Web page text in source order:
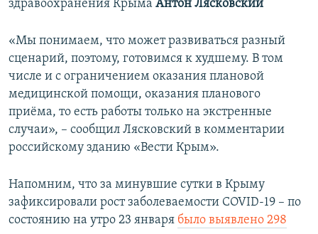
здравоохранения Крыма Антон Лясковский
«Мы понимаем, что может развиваться разный
сценарий, поэтому, готовимся к худшему. В том
числе и с ограничением оказания плановой
медицинской помощи, оказания планового
приёма, то есть работы только на экстренные
случаи», – сообщил Лясковский в комментарии
российскому зданию «Вести Крым».
Напомним, что за минувшие сутки в Крыму
зафиксировали рост заболеваемости COVID-19 – по
состоянию на утро 23 января было выявлено 298